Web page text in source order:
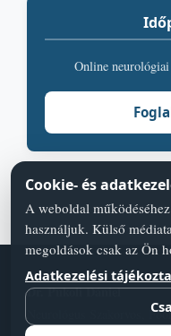
Online
Dr. Pukoli Dániel
Neurológus Szakorvos,
Cookie- és
A weboldal
használjuk. Külső
megoldások csak az Ön
Adatkezelési